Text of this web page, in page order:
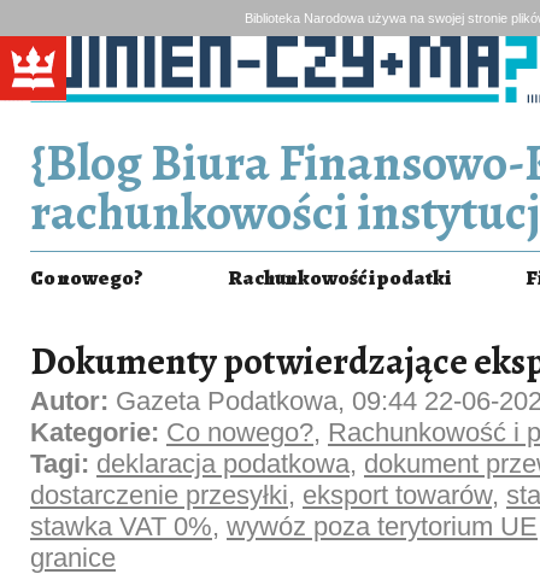
Biblioteka Narodowa używa na swojej stronie
{Blog Biura
rachunkowości
Co nowego? Rachunkowość i podatki
Dokumenty potwierdzające
Autor: Gazeta Podatkowa, 09:44 22-06-
Kategorie: Co nowego?, Rachunkowość i
Tagi: deklaracja podatkowa, dokument
dostarczenie przesyłki, eksport towarów,
stawka VAT 0%, wywóz poza terytorium UE
granice